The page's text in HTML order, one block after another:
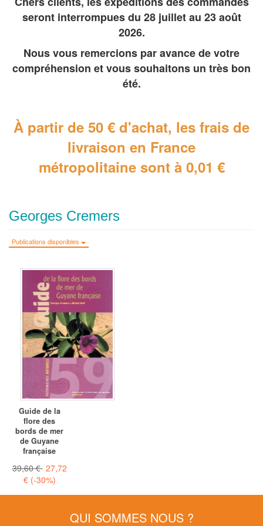
seront interrompues du 28 juillet au 23 août
2026.
Nous vous remercions par avance de votre
compréhension et vous souhaitons un très bon
été.
À partir de 50 € d'achat, les frais de
livraison en France
métropolitainesont à 0,01 €
Georges Cremers
Publications disponibles
Guide de la
flore des
bords de mer
de Guyane
française
39,60 € 27,72
€ (-30%)
QUI SOMMES NOUS ?